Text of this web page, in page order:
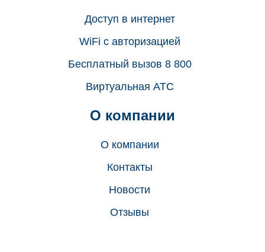
Доступ в интернет
WiFi с авторизацией
Бесплатный вызов 8 800
Виртуальная АТС
О компании
О компании
Контакты
Новости
Отзывы